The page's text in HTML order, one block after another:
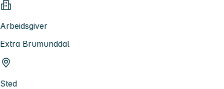
Arbeidsgiver
Extra Brumunddal
Sted